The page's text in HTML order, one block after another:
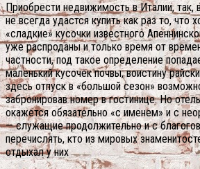
Приобрести недвижимость в Италии, так,
не всегда удастся купить как раз то, что
«сладкие» кусочки известного
уже распроданы и только время от
частности, под такое определение
маленький кусочек почвы, воистину
здесь отпуск в «большой сезон»
забронировав номер в гостинице. Но
окажется обязательно «с именем» и с
— служащие продолжительно и с
перечислять, кто из мировых
отдыхал у них